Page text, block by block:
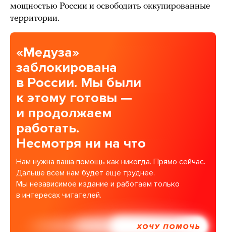
мощностью России и освободить оккупированные
территории.
«Медуза»
заблокирована
в России. Мы были
к этому готовы —
и продолжаем
работать.
Несмотря ни на что
Нам нужна ваша помощь как никогда. Прямо сейчас.
Дальше всем нам будет еще труднее.
Мы независимое издание и работаем только
в интересах читателей.
ХОЧУ ПОМОЧЬ